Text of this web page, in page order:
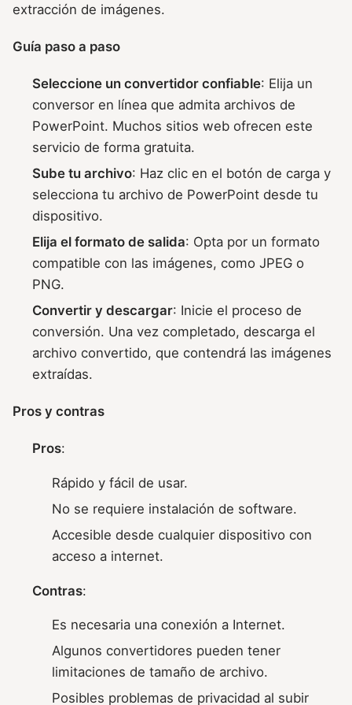
extracción de imágenes.
Guía paso a paso
Seleccione un convertidor confiable: Elija un
conversor en línea que admita archivos de
PowerPoint. Muchos sitios web ofrecen este
servicio de forma gratuita.
Sube tu archivo: Haz clic en el botón de carga y
selecciona tu archivo de PowerPoint desde tu
dispositivo.
Elija el formato de salida: Opta por un formato
compatible con las imágenes, como JPEG o
PNG.
Convertir y descargar: Inicie el proceso de
conversión. Una vez completado, descarga el
archivo convertido, que contendrá las imágenes
extraídas.
Pros y contras
Pros:
Rápido y fácil de usar.
No se requiere instalación de software.
Accesible desde cualquier dispositivo con
acceso a internet.
Contras:
Es necesaria una conexión a Internet.
Algunos convertidores pueden tener
limitaciones de tamaño de archivo.
Posibles problemas de privacidad al subir